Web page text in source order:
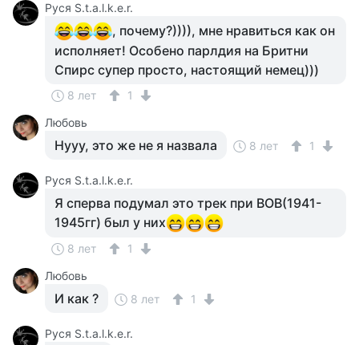
Руся S.t.a.l.k.e.r.
, почему?)))), мне нравиться как он
исполняет! Особено парлдия на Бритни
Спирс супер просто, настоящий немец)))
8 лет
1
Любовь
Нууу, это же не я назвала 8 лет 1
Руся S.t.a.l.k.e.r.
Я сперва подумал это трек при ВОВ(1941-
1945гг) был у них
8 лет
1
Любовь
И как ? 8 лет 1
Руся S.t.a.l.k.e.r.